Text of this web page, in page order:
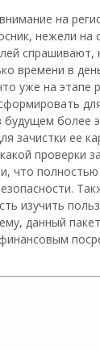
на
нежели на
спрашивают,
времени в
уже на этапе
более
зачистки ее
проверки
что
изучить
данный